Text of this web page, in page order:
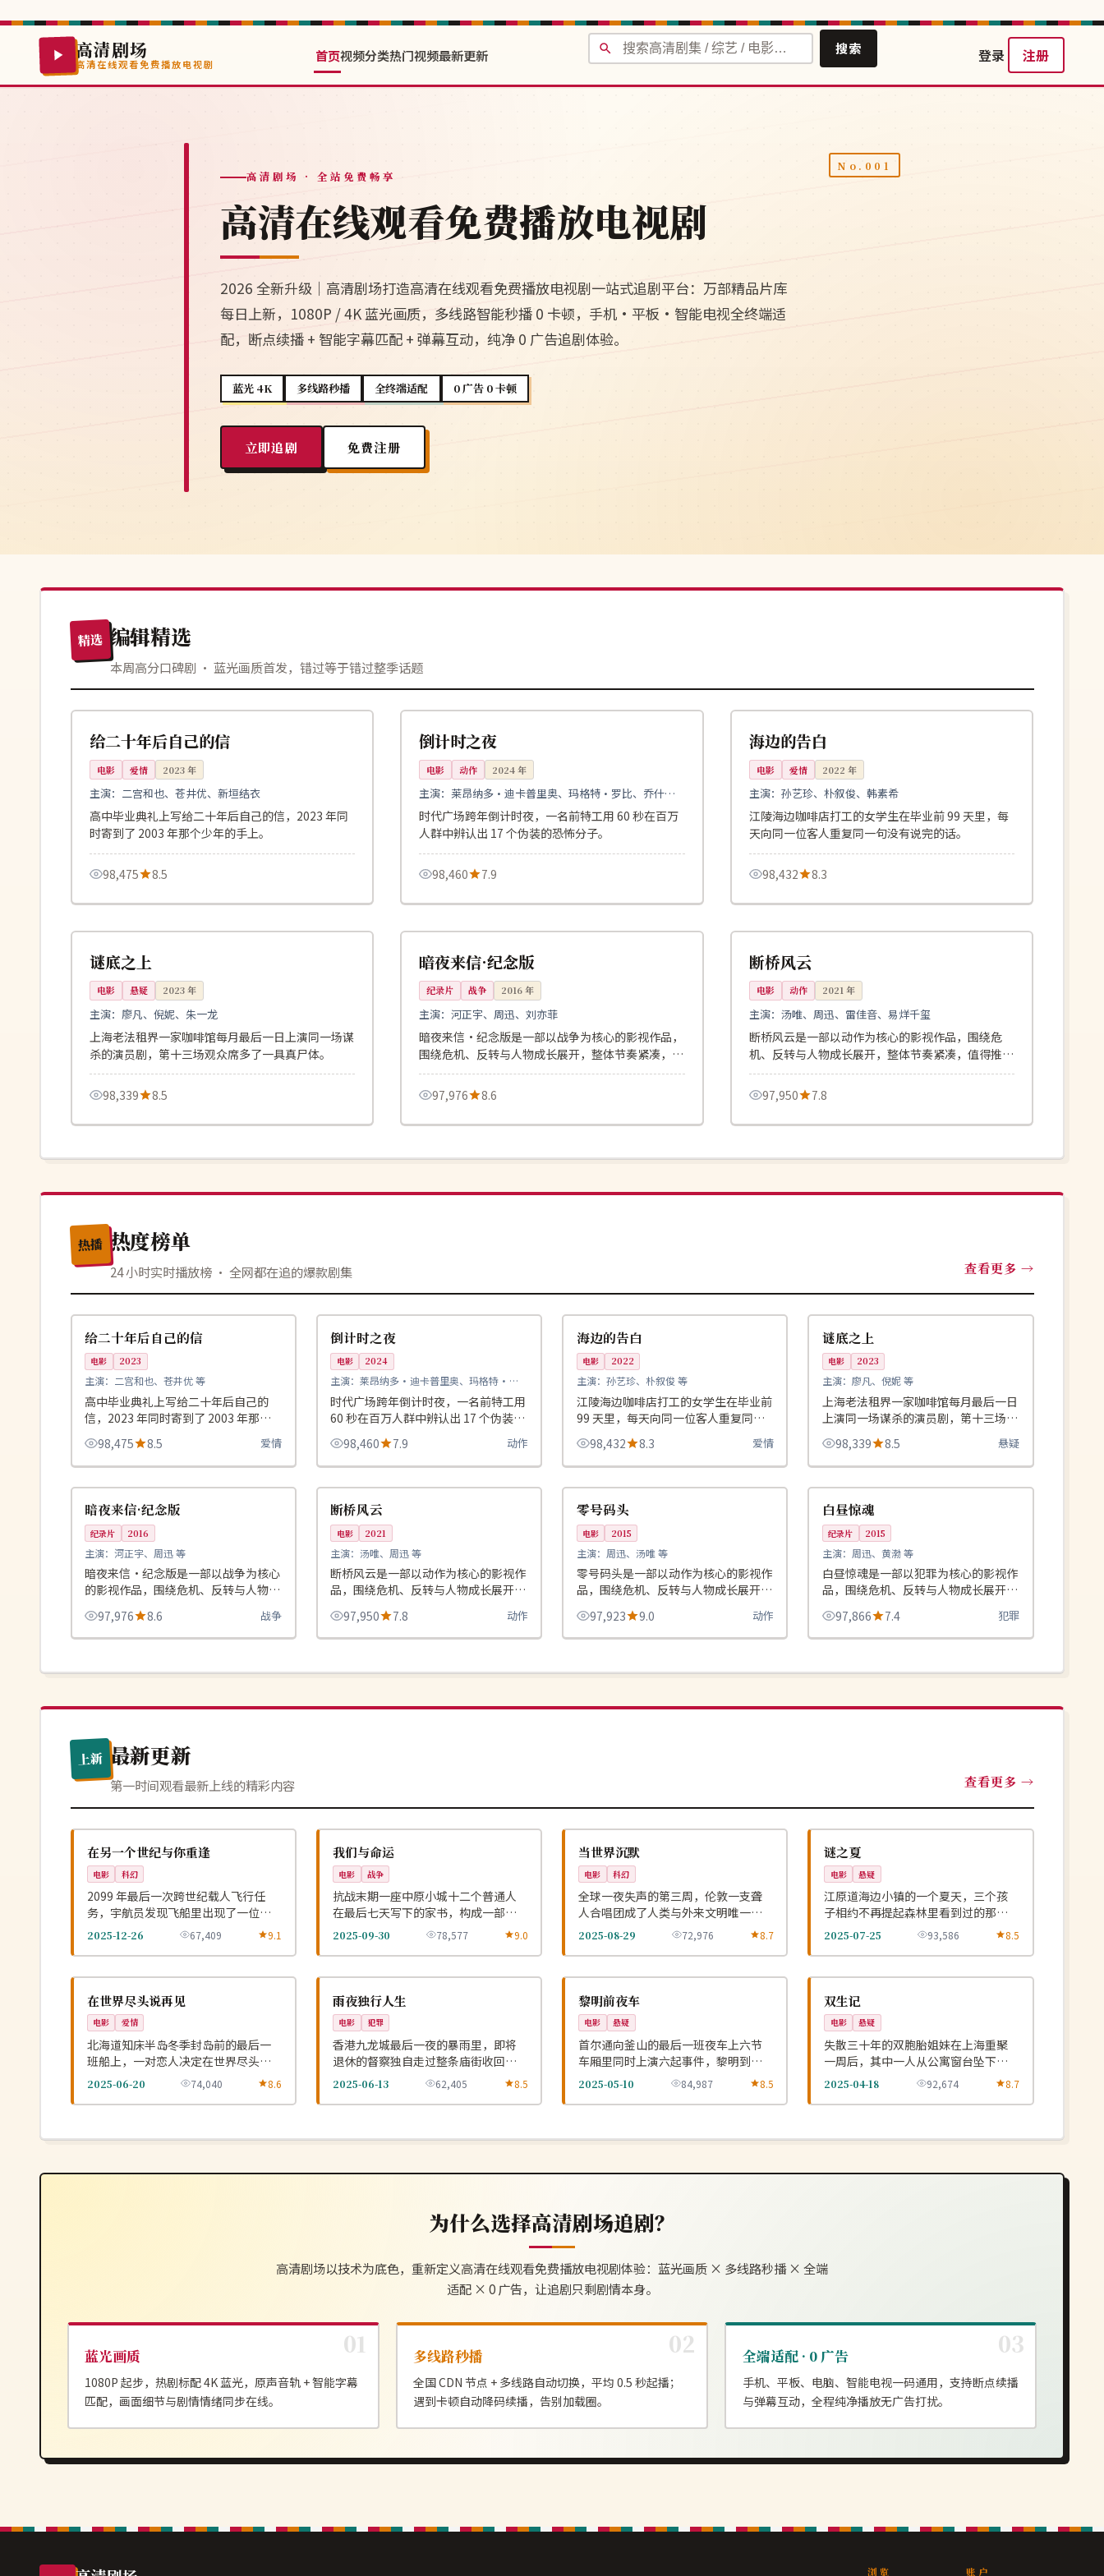
高清剧场
高清在线观看免费播放电视剧 首页视频分类热门视频最新更新 搜索 登录 注册
高清剧场 · 全站免费畅享
高清在线观看免费播放电视剧
2026 全新升级｜高清剧场打造高清在线观看免费播放电视剧一站式追剧平台：万部精品片库
每日上新，1080P / 4K 蓝光画质，多线路智能秒播 0 卡顿，手机·平板·智能电视全终端适
配，断点续播 + 智能字幕匹配 + 弹幕互动，纯净 0 广告追剧体验。
蓝光 4K 多线路秒播 全终端适配 0 广告 0 卡顿
立即追剧 免费注册
精选 编辑精选
本周高分口碑剧 · 蓝光画质首发，错过等于错过整季话题
日本
热播 107分钟
给二十年后自己的信
电影 爱情 2023年
主演： 二宫和也、苍井优、新垣结衣
高中毕业典礼上写给二十年后自己的信，2023 年同
时寄到了 2003 年那个少年的手上。
98,475 8.5
美国
4K 115分钟
倒计时之夜
电影 动作 2024年
主演：莱昂纳多·迪卡普里奥、玛格特·罗比、乔什·
布洛林
时代广场跨年倒计时夜，一名前特工用 60 秒在百万
人群中辨认出 17 个伪装的恐怖分子。
98,460 7.9
韩国
院线 108分钟
海边的告白
电影 爱情 2022 年
主演： 孙艺珍、朴叙俊、韩素希
江陵海边咖啡店打工的女学生在毕业前 99 天里，每
天向同一位客人重复同一句没有说完的话。
98,432 8.3
中国
高分 120分钟
谜底之上
电影 悬疑 2023年
主演： 廖凡、倪妮、朱一龙
上海老法租界一家咖啡馆每月最后一日上演同一场谋
杀的演员剧，第十三场观众席多了一具真尸体。
98,339 8.5
英国
热播 167分钟
暗夜来信·纪念版
纪录片 战争 2016年
主演：河正宇、周迅、刘亦菲
暗夜来信·纪念版是一部以战争为核心的影视作品，
围绕危机、反转与人物成长展开，整体节奏紧凑，值
得推荐观看。
97,976
8.6
韩国
院线 120分钟
断桥风云
电影 动作 2021年
主演： 汤唯、周迅、雷佳音、易烊千玺
断桥风云是一部以动作为核心的影视作品，围绕危
机、反转与人物成长展开，整体节奏紧凑，值得推荐
观看。
97,950
7.8
热播 热度榜单
24 小时实时播放榜 · 全网都在追的爆款剧集 查看更多
日本
给二十年后自己的信
电影 2023
主演： 二宫和也、苍井优 等
高中毕业典礼上写给二十年后自己的
信，2023 年同时寄到了 2003 年那个
少年的手上。
98,475 8.5 爱情
美国
倒计时之夜
电影 2024
主演：莱昂纳多·迪卡普里奥、玛格特·罗
比 等
时代广场跨年倒计时夜，一名前特工用
60 秒在百万人群中辨认出 17 个伪装的
恐怖分子。
98,460 7.9 动作
韩国
海边的告白
电影 2022
主演： 孙艺珍、朴叙俊 等
江陵海边咖啡店打工的女学生在毕业前
99 天里，每天向同一位客人重复同一
句没有说完的话。
98,432 8.3 爱情
中国
谜底之上
电影 2023
主演： 廖凡、倪妮 等
上海老法租界一家咖啡馆每月最后一日
上演同一场谋杀的演员剧，第十三场观
众席多了一具真尸体。
98,339 8.5 悬疑
英国
热播 99:59
暗夜来信·纪念版
纪录片 2016
主演： 河正宇、周迅 等
暗夜来信·纪念版是一部以战争为核心
的影视作品，围绕危机、反转与人物成
长展开，整体节奏紧凑，值得推荐观
看。97,976 8.6 战争
韩国
院线 99:12
断桥风云
电影 2021
主演：汤唯、周迅 等
断桥风云是一部以动作为核心的影视作
品，围绕危机、反转与人物成长展开，
整体节奏紧凑，值得推荐观看。
97,950 7.8 动作
韩国
4K 99:39
零号码头
电影 2015
主演： 周迅、汤唯 等
零号码头是一部以动作为核心的影视作
品，围绕危机、反转与人物成长展开，
整体节奏紧凑，值得推荐观看。
97,923 9.0 动作
中国
高分 99:45
白昼惊魂
纪录片 2015
主演： 周迅、黄渤 等
白昼惊魂是一部以犯罪为核心的影视作
品，围绕危机、反转与人物成长展开，
整体节奏紧凑，值得推荐观看。
97,866 7.4 犯罪
上新 最新更新
第一时间观看最新上线的精彩内容 查看更多
美国
在另一个世纪与你重逢
电影 科幻
2099 年最后一次跨世纪载人飞行任
务，宇航员发现飞船里出现了一位本
应在 1999 年死去的旅伴。
2025-12-26 67,409 9.1
中国
我们与命运
电影 战争
抗战末期一座中原小城十二个普通人
在最后七天写下的家书，构成一部沉
默的胜利日记。
2025-09-30 78,577 9.0
英国
当世界沉默
电影 科幻
全球一夜失声的第三周，伦敦一支聋
人合唱团成了人类与外来文明唯一的
翻译。
2025-08-29 72,976 8.7
韩国
谜之夏
电影 悬疑
江原道海边小镇的一个夏天，三个孩
子相约不再提起森林里看到过的那个
秘密。
2025-07-25 93,586 8.5
日本
在世界尽头说再见
电影 爱情
北海道知床半岛冬季封岛前的最后一
班船上，一对恋人决定在世界尽头补
办没能说出口的告别。
2025-06-20 74,040 8.6
中国
雨夜独行人生
电影 犯罪
香港九龙城最后一夜的暴雨里，即将
退休的督察独自走过整条庙街收回七
桩没破的旧案。
2025-06-13 62,405 8.5
韩国
黎明前夜车
电影 悬疑
首尔通向釜山的最后一班夜车上六节
车厢里同时上演六起事件，黎明到达
时只剩一个乘客。
2025-05-10 84,987 8.5
中国
双生记
电影 悬疑
失散三十年的双胞胎姐妹在上海重聚
一周后，其中一人从公寓窗台坠下而
无人目击。
2025-04-18 92,674 8.7
为什么选择高清剧场追剧？
高清剧场以技术为底色，重新定义高清在线观看免费播放电视剧体验：蓝光画质 × 多线路秒播 × 全端
适配 × 0 广告，让追剧只剩剧情本身。
蓝光画质
1080P 起步，热剧标配 4K 蓝光，原声音轨 + 智能字幕
匹配，画面细节与剧情情绪同步在线。
多线路秒播
全国 CDN 节点 + 多线路自动切换，平均 0.5 秒起播；
遇到卡顿自动降码续播，告别加载圈。
全端适配 · 0 广告
手机、平板、电脑、智能电视一码通用，支持断点续播
与弹幕互动，全程纯净播放无广告打扰。
浏览 账户